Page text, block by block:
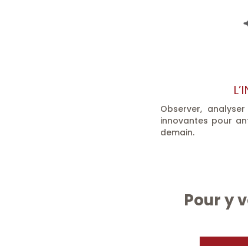
Observer,
innovantes pour
demain.
Pour y